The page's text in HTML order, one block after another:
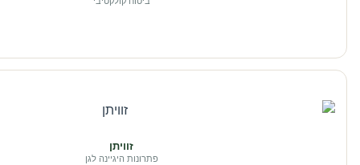
זוויתן
פתרונות היגיינה לגן